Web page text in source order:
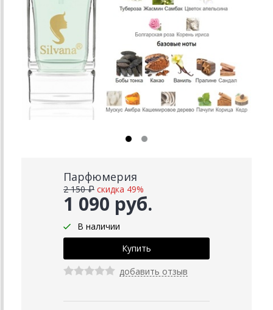
Парфюмерия
1 090 руб.
2 150 ₽ скидка 49%
В наличии
добавить отзыв